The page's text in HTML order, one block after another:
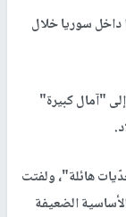
نزحوا داخل سوريا خلال
"آمال كبيرة"
هائلة"، ولفتت
الضعيفة